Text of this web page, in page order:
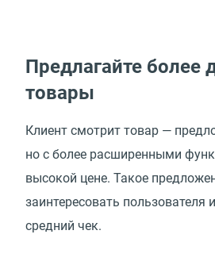
Предлагайте более
товары
Клиент смотрит товар —
но с более расширенными
высокой цене. Такое
заинтересовать пользователя
средний чек.